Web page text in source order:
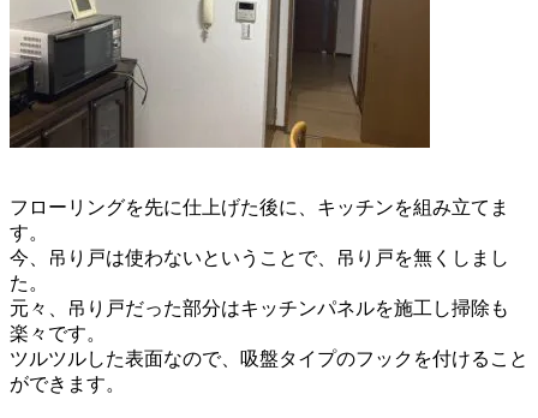
フローリングを先に仕上げた後に、キッチンを組み立てま
す。
今、吊り戸は使わないということで、吊り戸を無くしまし
た。
元々、吊り戸だった部分はキッチンパネルを施工し掃除も
楽々です。
ツルツルした表面なので、吸盤タイプのフックを付けること
ができます。